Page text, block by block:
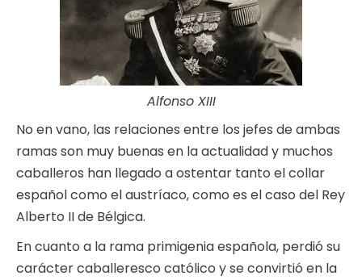
Alfonso XIII
No en vano, las relaciones entre los jefes de ambas
ramas son muy buenas en la actualidad y muchos
caballeros han llegado a ostentar tanto el collar
español como el austríaco, como es el caso del Rey
Alberto II de Bélgica.
En cuanto a la rama primigenia española, perdió su
carácter caballeresco católico y se convirtió en la